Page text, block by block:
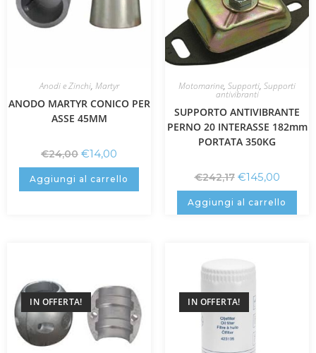
Anodi e Zinchi, Martyr
ANODO MARTYR CONICO PER
ASSE 45MM
€24,00 €14,00
Aggiungi al carrello
Motomarine, Supporti, Supporti
antivibranti
SUPPORTO ANTIVIBRANTE
PERNO 20 INTERASSE 182mm
PORTATA 350KG
€242,17 €145,00
Aggiungi al carrello
IN OFFERTA! IN OFFERTA!